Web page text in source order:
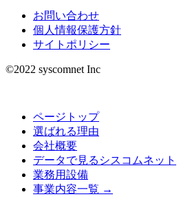
お問い合わせ
個人情報保護方針
サイトポリシー
©︎2022 syscomnet Inc
ページトップ
選ばれる理由
会社概要
データで見るシスコムネット
業務用設備
事業内容一覧 →